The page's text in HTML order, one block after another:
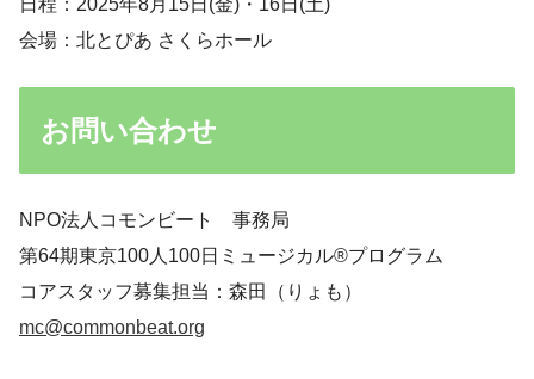
会場：北とぴあ さくらホール
お問い合わせ
NPO法人コモンビート 事務局
第64期東京100人100日ミュージカル®︎プログラム
コアスタッフ募集担当：森田（りょも）
mc@commonbeat.org